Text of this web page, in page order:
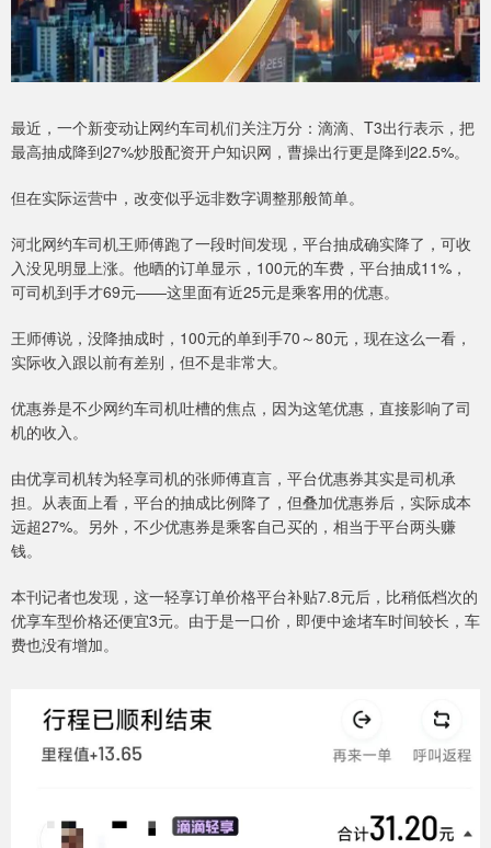
最近，一个新变动让网约车司机们关注万分：滴滴、T3出行表示，把
最高抽成降到27%炒股配资开户知识网，曹操出行更是降到22.5%。
但在实际运营中，改变似乎远非数字调整那般简单。
河北网约车司机王师傅跑了一段时间发现，平台抽成确实降了，可收
入没见明显上涨。他晒的订单显示，100元的车费，平台抽成11%，
可司机到手才69元——这里面有近25元是乘客用的优惠。
王师傅说，没降抽成时，100元的单到手70～80元，现在这么一看，
实际收入跟以前有差别，但不是非常大。
优惠券是不少网约车司机吐槽的焦点，因为这笔优惠，直接影响了司
机的收入。
由优享司机转为轻享司机的张师傅直言，平台优惠券其实是司机承
担。从表面上看，平台的抽成比例降了，但叠加优惠券后，实际成本
远超27%。另外，不少优惠券是乘客自己买的，相当于平台两头赚
钱。
本刊记者也发现，这一轻享订单价格平台补贴7.8元后，比稍低档次的
优享车型价格还便宜3元。由于是一口价，即便中途堵车时间较长，车
费也没有增加。